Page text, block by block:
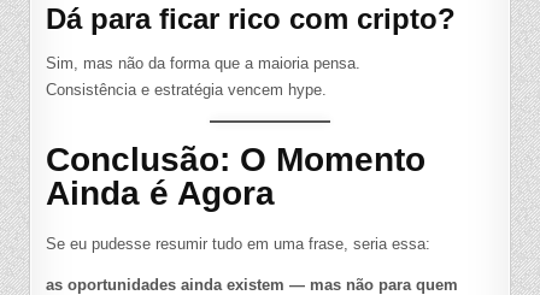
Dá para ficar rico com cripto?
Sim, mas não da forma que a maioria pensa.
Consistência e estratégia vencem hype.
Conclusão: O Momento
Ainda é Agora
Se eu pudesse resumir tudo em uma frase, seria essa:
as oportunidades ainda existem — mas não para quem